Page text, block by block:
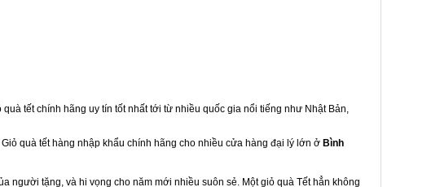
tết chính hãng uy tín tốt nhất tới từ nhiều quốc gia nổi tiếng như Nhật Bản,
quà tết hàng nhập khẩu chính hãng cho nhiều cửa hàng đại lý lớn ở Bình
người tặng, và hi vọng cho năm mới nhiều suôn sẻ. Một giỏ quà Tết hẳn không